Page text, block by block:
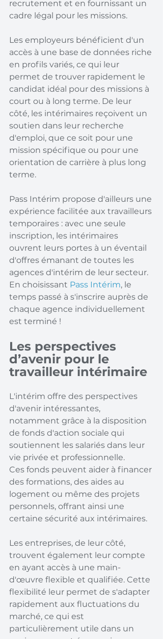
recrutement et en fournissant un
cadre légal pour les missions.
Les employeurs bénéficient d'un
accès à une base de données riche
en profils variés, ce qui leur
permet de trouver rapidement le
candidat idéal pour des missions à
court ou à long terme. De leur
côté, les intérimaires reçoivent un
soutien dans leur recherche
d'emploi, que ce soit pour une
mission spécifique ou pour une
orientation de carrière à plus long
terme.
Pass Intérim propose d'ailleurs une
expérience facilitée aux travailleurs
temporaires : avec une seule
inscription, les intérimaires
ouvrent leurs portes à un éventail
d'offres émanant de toutes les
agences d'intérim de leur secteur.
En choisissant Pass Intérim, le
temps passé à s'inscrire auprès de
chaque agence individuellement
est terminé !
Les perspectives
d’avenir pour le
travailleur intérimaire
L'intérim offre des perspectives
d'avenir intéressantes,
notamment grâce à la disposition
de fonds d'action sociale qui
soutiennent les salariés dans leur
vie privée et professionnelle.
Ces fonds peuvent aider à financer
des formations, des aides au
logement ou même des projets
personnels, offrant ainsi une
certaine sécurité aux intérimaires.
Les entreprises, de leur côté,
trouvent également leur compte
en ayant accès à une main-
d'œuvre flexible et qualifiée. Cette
flexibilité leur permet de s'adapter
rapidement aux fluctuations du
marché, ce qui est
particulièrement utile dans un